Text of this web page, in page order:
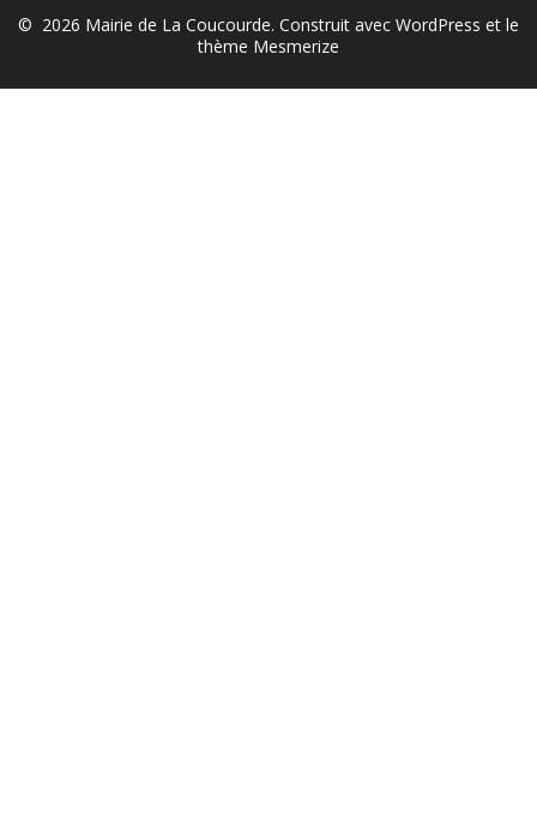
© 2026 Mairie de La Coucourde. Construit avec WordPress et le
thème Mesmerize